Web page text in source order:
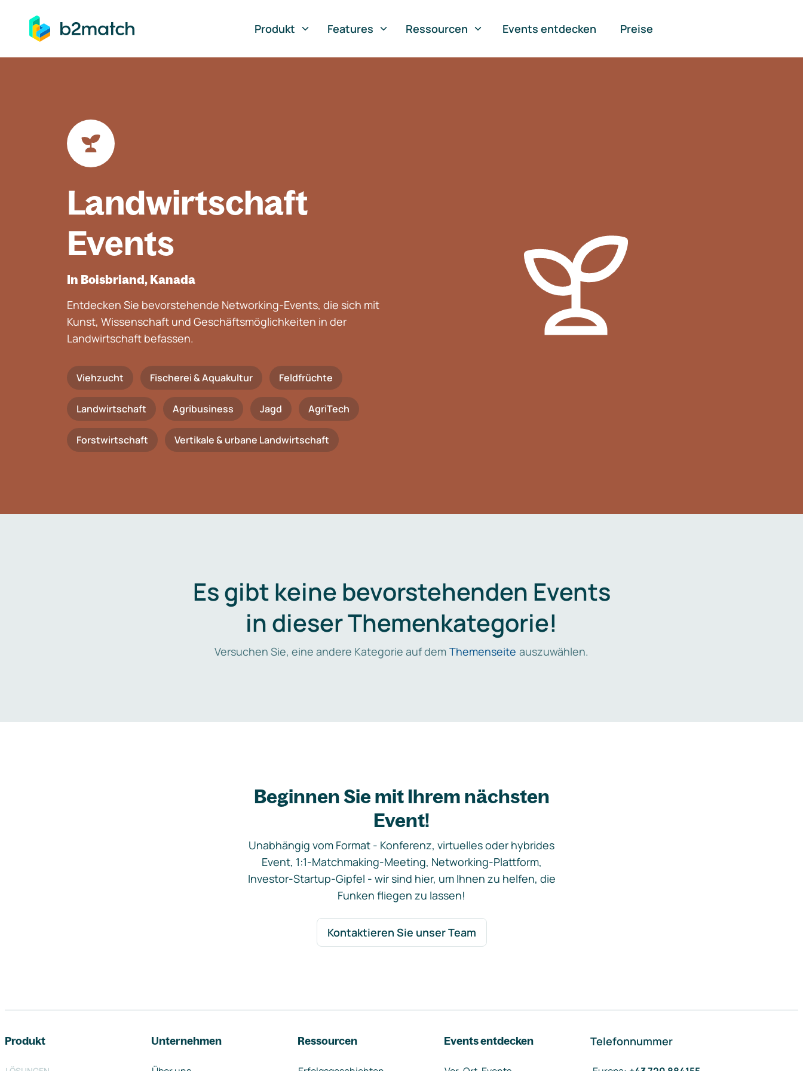
springen
Produkt
Features Ressourcen Events entdecken Preise
Landwirtschaft
Events
In Boisbriand, Kanada
Entdecken Sie bevorstehende Networking-Events, die sich mit
Kunst, Wissenschaft und Geschäftsmöglichkeiten in der
Landwirtschaft befassen.
Viehzucht Fischerei & Aquakultur Feldfrüchte
Landwirtschaft Agribusiness Jagd AgriTech
Forstwirtschaft Vertikale & urbane Landwirtschaft
Es gibt keine bevorstehenden Events
in dieser Themenkategorie!
Versuchen Sie, eine andere Kategorie auf dem Themenseite auszuwählen.
Beginnen Sie mit Ihrem nächsten
Event!
Unabhängig vom Format - Konferenz, virtuelles oder hybrides
Event, 1:1-Matchmaking-Meeting, Networking-Plattform,
Investor-Startup-Gipfel - wir sind hier, um Ihnen zu helfen, die
Funken fliegen zu lassen!
Kontaktieren Sie unser Team
Produkt Unternehmen Ressourcen Events entdecken Telefonnummer